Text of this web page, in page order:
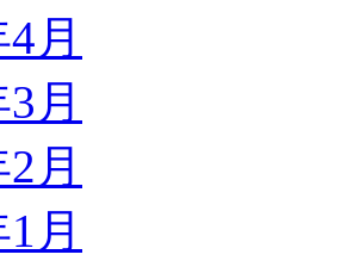
月
月
月
月